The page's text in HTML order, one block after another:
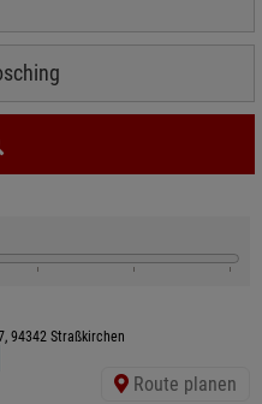
94342 Straßkirchen
Route planen